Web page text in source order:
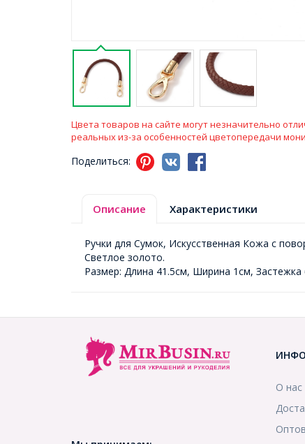
Цвета товаров на сайте могут незначительно
реальных из-за особенностей цветопередачи
Поделиться:
Описание Характеристики
Ручки для Сумок, Искусственная Кожа с
Светлое золото.
Размер: Длина 41.5см, Ширина 1см, Застежка
О нас